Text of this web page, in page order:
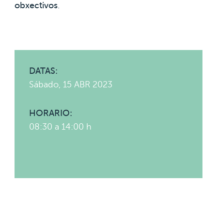
obxectivos.
DATAS:
Sábado, 15 ABR 2023
HORARIO:
08:30 a 14:00 h